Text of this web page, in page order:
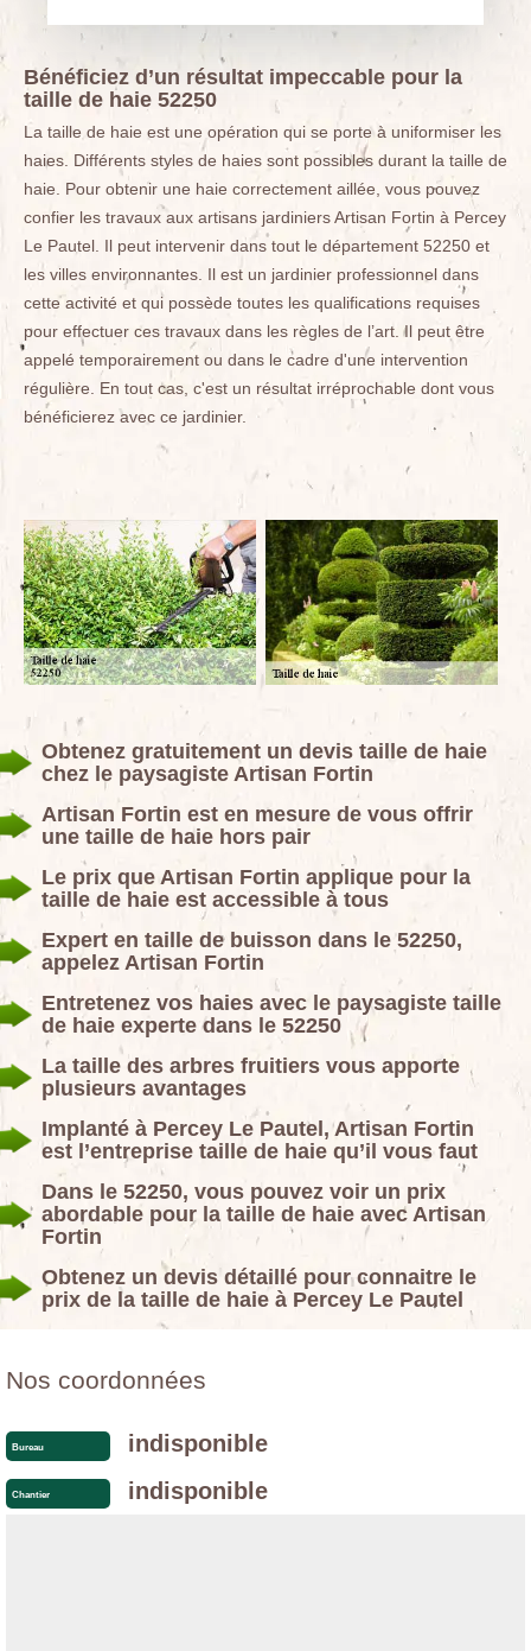
Bénéficiez d’un résultat impeccable pour la
taille de haie 52250
La taille de haie est une opération qui se porte à uniformiser les
haies. Différents styles de haies sont possibles durant la taille de
haie. Pour obtenir une haie correctement aillée, vous pouvez
confier les travaux aux artisans jardiniers Artisan Fortin à Percey
Le Pautel. Il peut intervenir dans tout le département 52250 et
les villes environnantes. Il est un jardinier professionnel dans
cette activité et qui possède toutes les qualifications requises
pour effectuer ces travaux dans les règles de l’art. Il peut être
appelé temporairement ou dans le cadre d'une intervention
régulière. En tout cas, c'est un résultat irréprochable dont vous
bénéficierez avec ce jardinier.
Obtenez gratuitement un devis taille de haie
chez le paysagiste Artisan Fortin
Artisan Fortin est en mesure de vous offrir
une taille de haie hors pair
Le prix que Artisan Fortin applique pour la
taille de haie est accessible à tous
Expert en taille de buisson dans le 52250,
appelez Artisan Fortin
Entretenez vos haies avec le paysagiste taille
de haie experte dans le 52250
La taille des arbres fruitiers vous apporte
plusieurs avantages
Implanté à Percey Le Pautel, Artisan Fortin
est l’entreprise taille de haie qu’il vous faut
Dans le 52250, vous pouvez voir un prix
abordable pour la taille de haie avec Artisan
Fortin
Obtenez un devis détaillé pour connaitre le
prix de la taille de haie à Percey Le Pautel
Nos coordonnées
Bureau indisponible
Chantier indisponible